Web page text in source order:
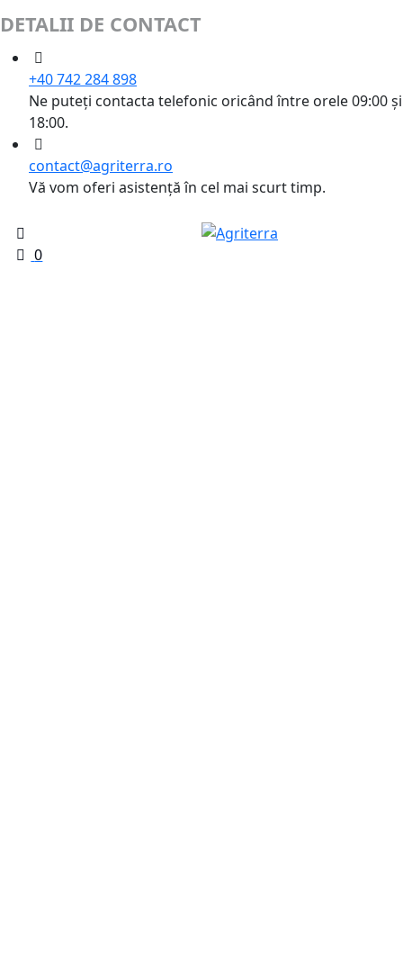
DETALII DE CONTACT
+40 742 284 898
Ne puteți contacta telefonic oricând între orele 09:00 și
18:00.
contact@agriterra.ro
Vă vom oferi asistență în cel mai scurt timp.
0